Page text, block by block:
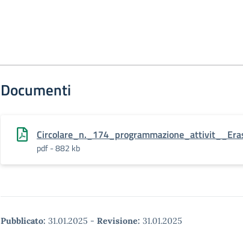
Documenti
pdf - 882 kb
Pubblicato: 31.01.2025 - Revisione: 31.01.2025